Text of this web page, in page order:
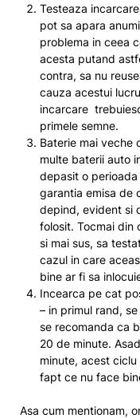
Testeaza
pot sa apara
problema in ceea
acesta putand
contra, sa nu
cauza acestui
incarcare
primele semne.
Baterie mai veche
multe baterii auto
depasit o
garantia emisa de
depind, evident si
folosit. Tocmai din
si mai sus, sa
cazul in care
bine ar fi sa
Incearca pe cat
– in primul rand,
se recomanda ca
20 de minute.
minute, acest
fapt ce nu face
Asa cum mentionam,